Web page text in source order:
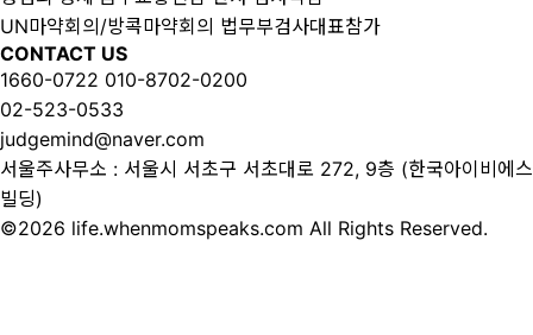
UN마약회의/방콕마약회의 법무부검사대표참가
CONTACT US
1660-0722 010-8702-0200
02-523-0533
judgemind@naver.com
서울주사무소 : 서울시 서초구 서초대로 272, 9층 (한국아이비에스
빌딩)
©2026 life.whenmomspeaks.com All Rights Reserved.